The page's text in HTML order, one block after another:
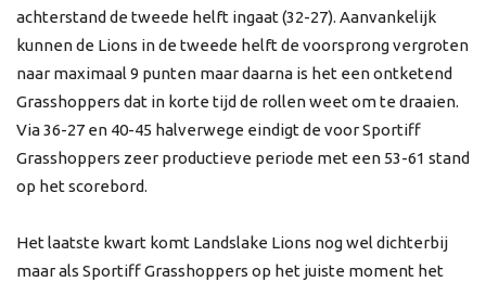
achterstand de tweede helft ingaat (32-27). Aanvankelijk
kunnen de Lions in de tweede helft de voorsprong vergroten
naar maximaal 9 punten maar daarna is het een ontketend
Grasshoppers dat in korte tijd de rollen weet om te draaien.
Via 36-27 en 40-45 halverwege eindigt de voor Sportiff
Grasshoppers zeer productieve periode met een 53-61 stand
op het scorebord.
Het laatste kwart komt Landslake Lions nog wel dichterbij
maar als Sportiff Grasshoppers op het juiste moment het